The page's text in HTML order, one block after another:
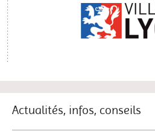
Actualités, infos, conseils